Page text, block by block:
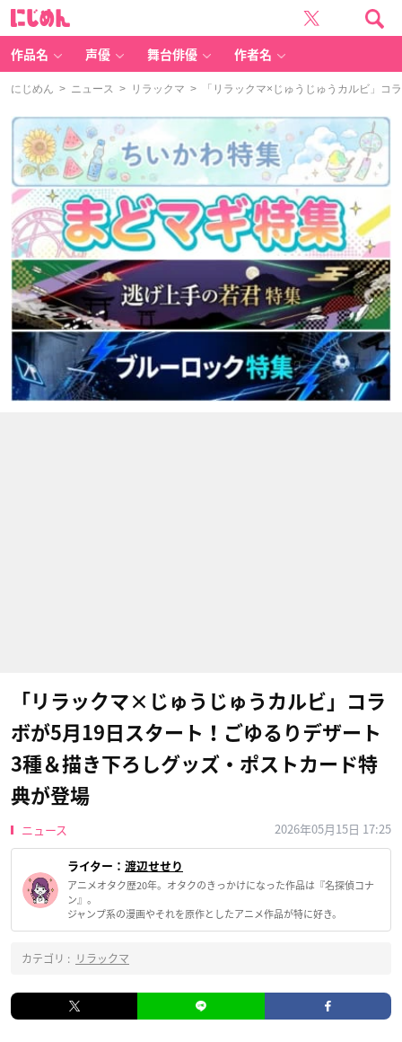
作品名 声優 舞台俳優 作者名
にじめん > ニュース > リラックマ > 「リラックマ×じゅうじゅうカルビ」コ
「リラックマ×じゅうじゅうカルビ」コラ
ボが5月19日スタート！ごゆるりデザート
3種＆描き下ろしグッズ・ポストカード特
典が登場
ニュース 2026年05月15日 17:25
ライター： 渡辺せせり
アニメオタク歴20年。オタクのきっかけになった作品は『名探偵コナ
ン』。
ジャンプ系の漫画やそれを原作としたアニメ作品が特に好き。
カテゴリ : リラックマ